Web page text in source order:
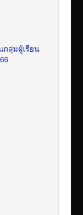
กลุ่มผู้เรียน